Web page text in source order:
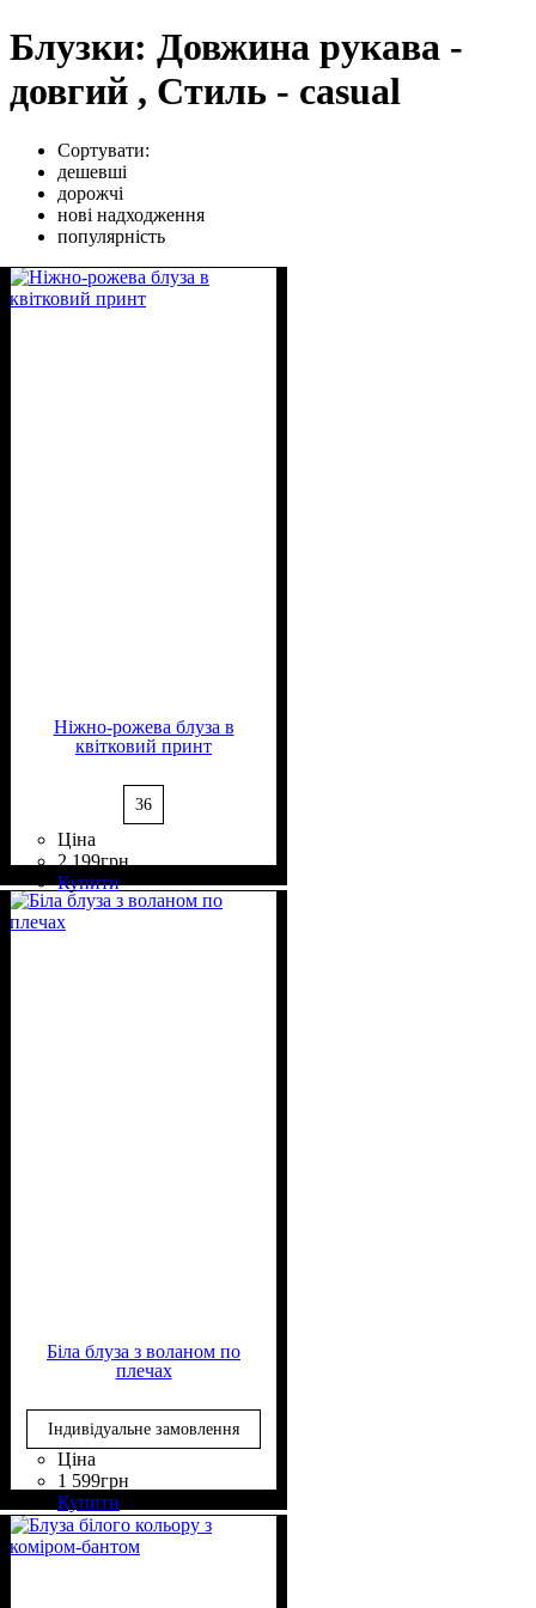
Блузки: Довжина рукава -
довгий , Стиль - casual
Сортувати:
дешевші
дорожчі
нові надходження
популярність
Ніжно-рожева блуза в
квітковий принт
36
Ціна
2 199грн
Купити
Склад тканини
Вискоза
Крій: прямий
Довжина: класична
Довжина рукава
Стиль: casual
Біла блуза з воланом по
плечах
Індивідуальне замовлення
Ціна
1 599грн
Купити
Склад тканини
Віскоза, 50% Поліестер
Крій: вільний
Довжина: до стегна
Довжина рукава
Стиль: casual